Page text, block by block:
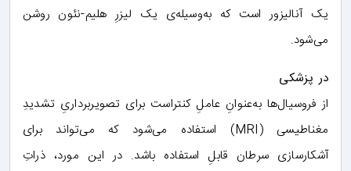
یک آنالیزور است که به‌وسیله‌ی یک لیزرِ هلیم-نئون روشن
می‌شود.
در پزشکی
از فروسیال‌ها به‌عنوانِ عاملِ کنتراست برای تصویربرداریِ تشدیدِ
مغناطیسی (MRI) استفاده می‌شود که می‌تواند برای
آشکارسازی سرطان قابلِ استفاده باشد. در این مورد، ذراتِ